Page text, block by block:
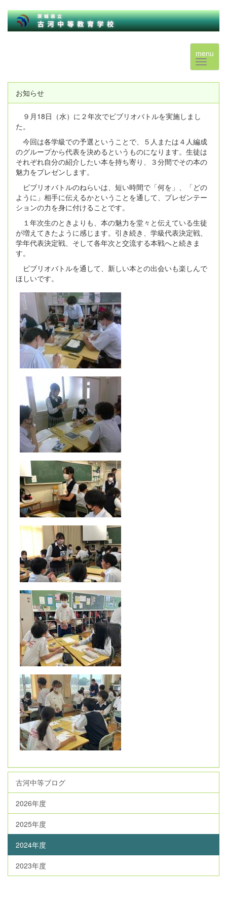
menu
お知らせ
９月18日（水）に２年次でビブリオバトルを実施しまし
た。
今回は各学級での予選ということで、５人または４人編成
のグループから代表を決めるというものになります。生徒は
それぞれ自分の紹介したい本を持ち寄り、３分間でその本の
魅力をプレゼンします。
ビブリオバトルのねらいは、短い時間で「何を」、「どの
ように」相手に伝えるかということを通して、プレゼンテー
ションの力を身に付けることです。
１年次生のときよりも、本の魅力を堂々と伝えている生徒
が増えてきたように感じます。引き続き、学級代表決定戦、
学年代表決定戦、そして各年次と交流する本戦へと続きま
す。
ビブリオバトルを通して、新しい本との出会いも楽しんで
ほしいです。
古河中等ブログ
2026年度
2025年度
2024年度
2023年度